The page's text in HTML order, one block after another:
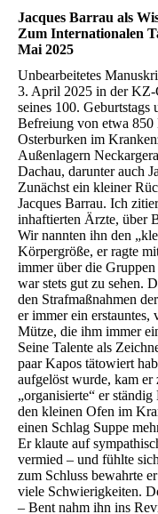
Jacques Barrau als
Zum Internationalen
Mai 2025
Unbearbeitetes
3. April 2025 in der KZ-
seines 100. Geburtstags
Befreiung von etwa
Osterburken im
Außenlagern
Dachau, darunter auch
Zunächst ein kleiner
Jacques Barrau. Ich
inhaftierten Ärzte, über
Wir nannten ihn den
Körpergröße, er ragte
immer über die
war stets gut zu sehen.
den Strafmaßnahmen
er immer ein erstauntes,
Mütze, die ihm immer
Seine Talente als
paar Kapos tätowiert
aufgelöst wurde, kam
„organisierte“ er
den kleinen Ofen im
einen Schlag Suppe
Er klaute auf
vermied – und fühlte
zum Schluss bewahrte
viele Schwierigkeiten.
– Bent nahm ihn ins